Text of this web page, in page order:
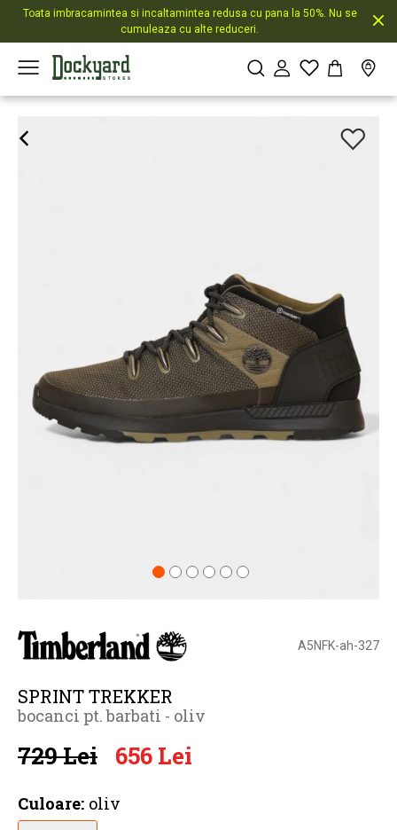
Toata imbracamintea si incaltamintea redusa cu pana la 50%. Nu se
cumuleaza cu alte reduceri.
A5NFK-ah-327
SPRINT TREKKER
bocanci pt. barbati - oliv
729 Lei 656 Lei
Culoare: oliv